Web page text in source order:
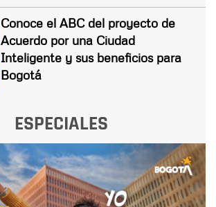
Conoce el ABC del proyecto de
Acuerdo por una Ciudad
Inteligente y sus beneficios para
Bogotá
ESPECIALES